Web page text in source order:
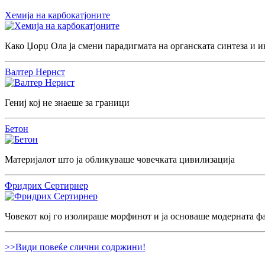
Хемија на карбокатјоните
Како Џорџ Ола ја смени парадигмата на органската синтеза и
Валтер Нернст
Гениј кој не знаеше за граници
Бетон
Материјалот што ја обликуваше човечката цивилизација
Фридрих Сертирнер
Човекот кој го изолираше морфинот и ја основаше модерната
>>Види повеќе слични содржини!